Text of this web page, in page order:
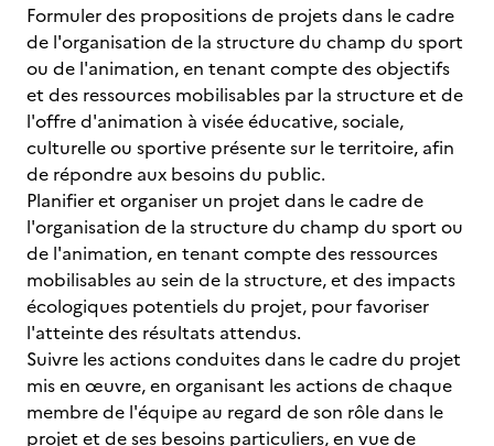
Formuler des propositions de projets dans le cadre
de l'organisation de la structure du champ du sport
ou de l'animation, en tenant compte des objectifs
et des ressources mobilisables par la structure et de
l'offre d'animation à visée éducative, sociale,
culturelle ou sportive présente sur le territoire, afin
de répondre aux besoins du public.
Planifier et organiser un projet dans le cadre de
l'organisation de la structure du champ du sport ou
de l'animation, en tenant compte des ressources
mobilisables au sein de la structure, et des impacts
écologiques potentiels du projet, pour favoriser
l'atteinte des résultats attendus.
Suivre les actions conduites dans le cadre du projet
mis en œuvre, en organisant les actions de chaque
membre de l'équipe au regard de son rôle dans le
projet et de ses besoins particuliers, en vue de